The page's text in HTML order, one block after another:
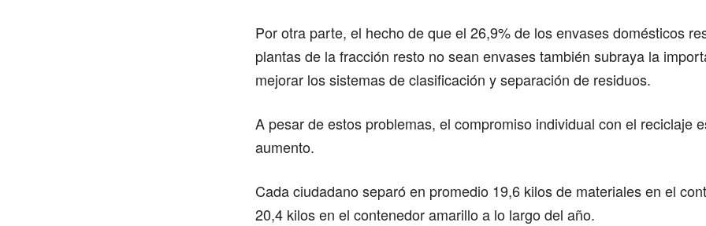
Por otra parte, el hecho de que el 26,9% de los envases domésticos
plantas de la fracción resto no sean envases también subraya la
mejorar los sistemas de clasificación y separación de residuos.
A pesar de estos problemas, el compromiso individual con el reciclaje
aumento.
Cada ciudadano separó en promedio 19,6 kilos de materiales en el
20,4 kilos en el contenedor amarillo a lo largo del año.